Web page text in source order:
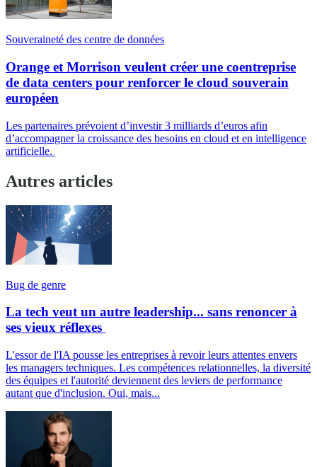
Souveraineté des centre de données
Orange et Morrison veulent créer une coentreprise
de data centers pour renforcer le cloud souverain
européen
Les partenaires prévoient d’investir 3 milliards d’euros afin
d’accompagner la croissance des besoins en cloud et en intelligence
artificielle.
Autres articles
Bug de genre
La tech veut un autre leadership... sans renoncer à
ses vieux réflexes
L'essor de l'IA pousse les entreprises à revoir leurs attentes envers
les managers techniques. Les compétences relationnelles, la diversité
des équipes et l'autorité deviennent des leviers de performance
autant que d'inclusion. Oui, mais...